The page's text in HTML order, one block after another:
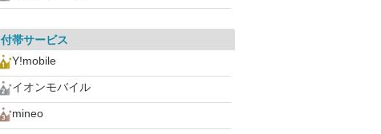
付帯サービス
Y!mobile
イオンモバイル
mineo